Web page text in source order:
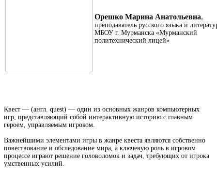
Орешко Марина Анатольевна,
преподаватель русского языка и
МБОУ г. Мурманска «Мурманский
политехнический лицей»
Квест — (англ. quest) — один из основных жанров компьютерных
игр, представляющий собой интерактивную историю с главным
героем, управляемым игроком.
Важнейшими элементами игры в жанре квеста являются собственно
повествование и обследование мира, а ключевую роль в игровом
процессе играют решение головоломок и задач, требующих от игрока
умственных усилий.